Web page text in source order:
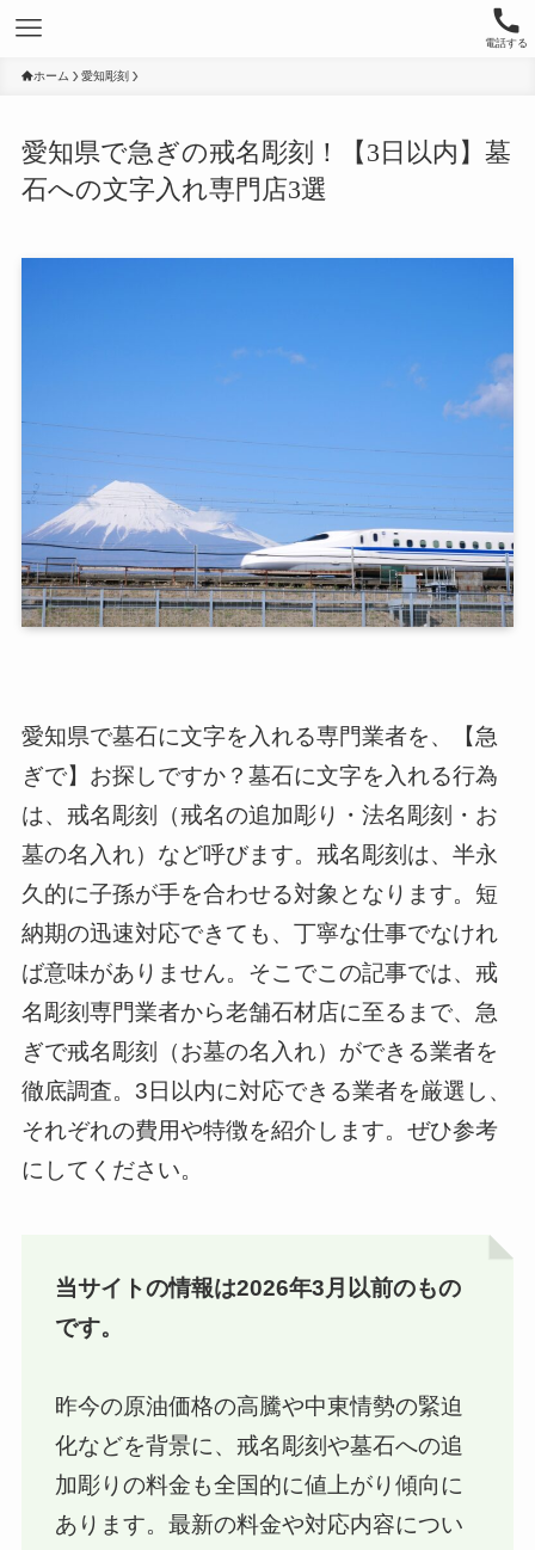
電話する
ホーム 愛知彫刻
愛知県で急ぎの戒名彫刻！【3日以内】墓
石への文字入れ専門店3選
愛知県で墓石に文字を入れる専門業者を、【急
ぎで】お探しですか？墓石に文字を入れる行為
は、戒名彫刻（戒名の追加彫り・法名彫刻・お
墓の名入れ）など呼びます。戒名彫刻は、半永
久的に子孫が手を合わせる対象となります。短
納期の迅速対応できても、丁寧な仕事でなけれ
ば意味がありません。そこでこの記事では、戒
名彫刻専門業者から老舗石材店に至るまで、急
ぎで戒名彫刻（お墓の名入れ）ができる業者を
徹底調査。3日以内に対応できる業者を厳選し、
それぞれの費用や特徴を紹介します。ぜひ参考
にしてください。
当サイトの情報は2026年3月以前のもの
です。
昨今の原油価格の高騰や中東情勢の緊迫
化などを背景に、戒名彫刻や墓石への追
加彫りの料金も全国的に値上がり傾向に
あります。最新の料金や対応内容につい